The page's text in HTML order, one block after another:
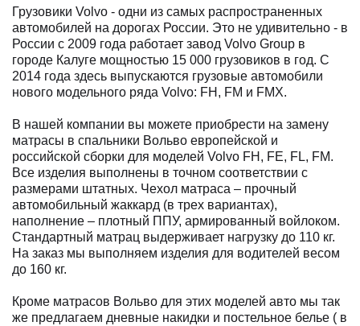
Грузовики Volvo - одни из самых распространенных
автомобилей на дорогах России. Это не удивительно - в
России с 2009 года работает завод Volvo Group в
городе Калуге мощностью 15 000 грузовиков в год. С
2014 года здесь выпускаются грузовые автомобили
нового модельного ряда Volvo: FH, FM и FMX.
В нашей компании вы можете приобрести на замену
матрасы в спальники Вольво европейской и
российской сборки для моделей Volvo FH, FE, FL, FM.
Все изделия выполнены в точном соответствии с
размерами штатных. Чехол матраса – прочный
автомобильный жаккард (в трех вариантах),
наполнение – плотный ППУ, армированный войлоком.
Стандартный матрац выдерживает нагрузку до 110 кг.
На заказ мы выполняем изделия для водителей весом
до 160 кг.
Кроме матрасов Вольво для этих моделей авто мы так
же предлагаем дневные накидки и постельное белье ( в